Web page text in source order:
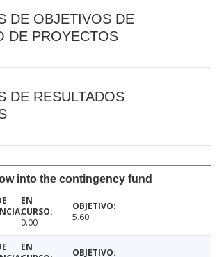
DE OBJETIVOS DE
DE PROYECTOS
DE RESULTADOS
into the contingency fund
0.00 5.60